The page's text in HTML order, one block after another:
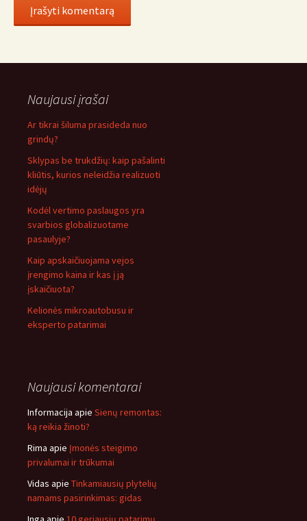
Naujausi įrašai
Ar tikrai šiluma prasideda nuo
grindų?
Sklypas be trukdžių: kaip pašalinti
kliūtis, kurios neleidžia realizuoti
idėjų
Kodėl vertimo paslaugos yra
svarbios globalizuotame
pasaulyje?
Kaip apskaičiuojama vejos
įrengimo kaina ir kas į ją
įskaičiuota?
Kelionės mikroautobusu ir
eksperto patarimai
Naujausi komentarai
Informacija apie Sienų remontas:
ką reikia žinoti?
Rima apie Įmonės steigimo
privalumai ir trūkumai
Vidas apie Tinkamiausių plytelių
namams pasirinkimas: gidas